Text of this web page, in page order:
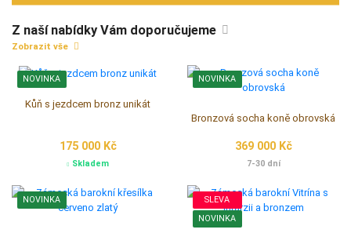
5 500 Kč
Stylová kožená sedací souprava
skladem
Doprava od 190 Kč. Při nákupu
ZDARMA.
Z naší nabídky Vám doporučujeme
Zobrazit vše
NOVINKA